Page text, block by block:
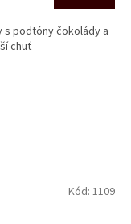
s podtóny čokolády a
chuť
Kód: 1109